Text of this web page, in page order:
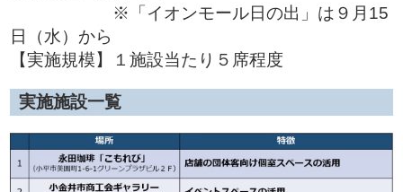
※「イオンモール日の出」は９月15
日（水）から
【実施規模】１施設当たり５席程度
実施施設一覧